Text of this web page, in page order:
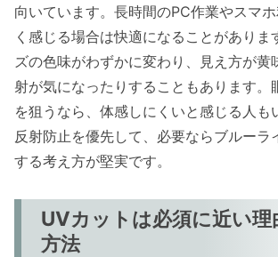
向いています。長時間のPC作業やスマ
く感じる場合は快適になることがありま
ズの色味がわずかに変わり、見え方が黄
射が気になったりすることもあります。
を狙うなら、体感しにくいと感じる人も
反射防止を優先して、必要ならブルーラ
する考え方が堅実です。
UVカットは必須に近い理
方法